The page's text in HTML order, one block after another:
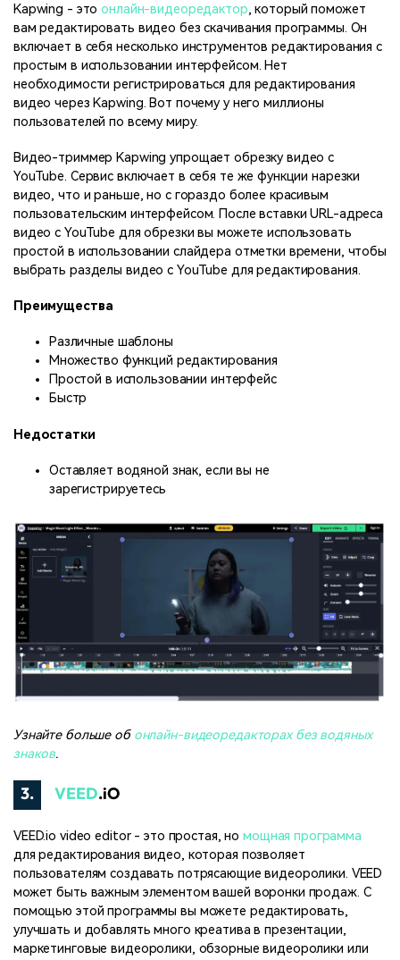
Kapwing - этоонлайн-видеоредактор, который поможет
вам редактировать видео без скачивания программы. Он
включает в себя несколько инструментов редактирования с
простым в использовании интерфейсом. Нет
необходимости регистрироваться для редактирования
видео через Kapwing. Вот почему у него миллионы
пользователей по всему миру.
Видео-триммер Kapwing упрощает обрезку видео с
YouTube. Сервис включает в себя те же функции нарезки
видео, что и раньше, но с гораздо более красивым
пользовательским интерфейсом. После вставки URL-адреса
видео с YouTube для обрезки вы можете использовать
простой в использовании слайдера отметки времени, чтобы
выбрать разделы видео с YouTube для редактирования.
Преимущества
Различные шаблоны
Множество функций редактирования
Простой в использовании интерфейс
Быстр
Недостатки
Оставляет водяной знак, если вы не
зарегистрируетесь
Узнайте больше обонлайн-видеоредакторах без водяных
знаков.
3. VEED.iO
VEED.io video editor - это простая, номощная программа
для редактирования видео, которая позволяет
пользователям создавать потрясающие видеоролики. VEED
может быть важным элементом вашей воронки продаж. С
помощью этой программы вы можете редактировать,
улучшать и добавлять много креатива в презентации,
маркетинговые видеоролики, обзорные видеоролики или